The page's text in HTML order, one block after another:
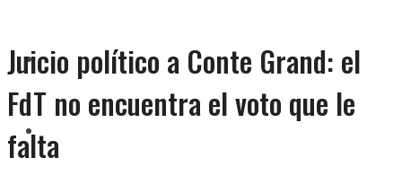
Lanús
Juicio político a Conte Grand: el
FdT no encuentra el voto que le
falta